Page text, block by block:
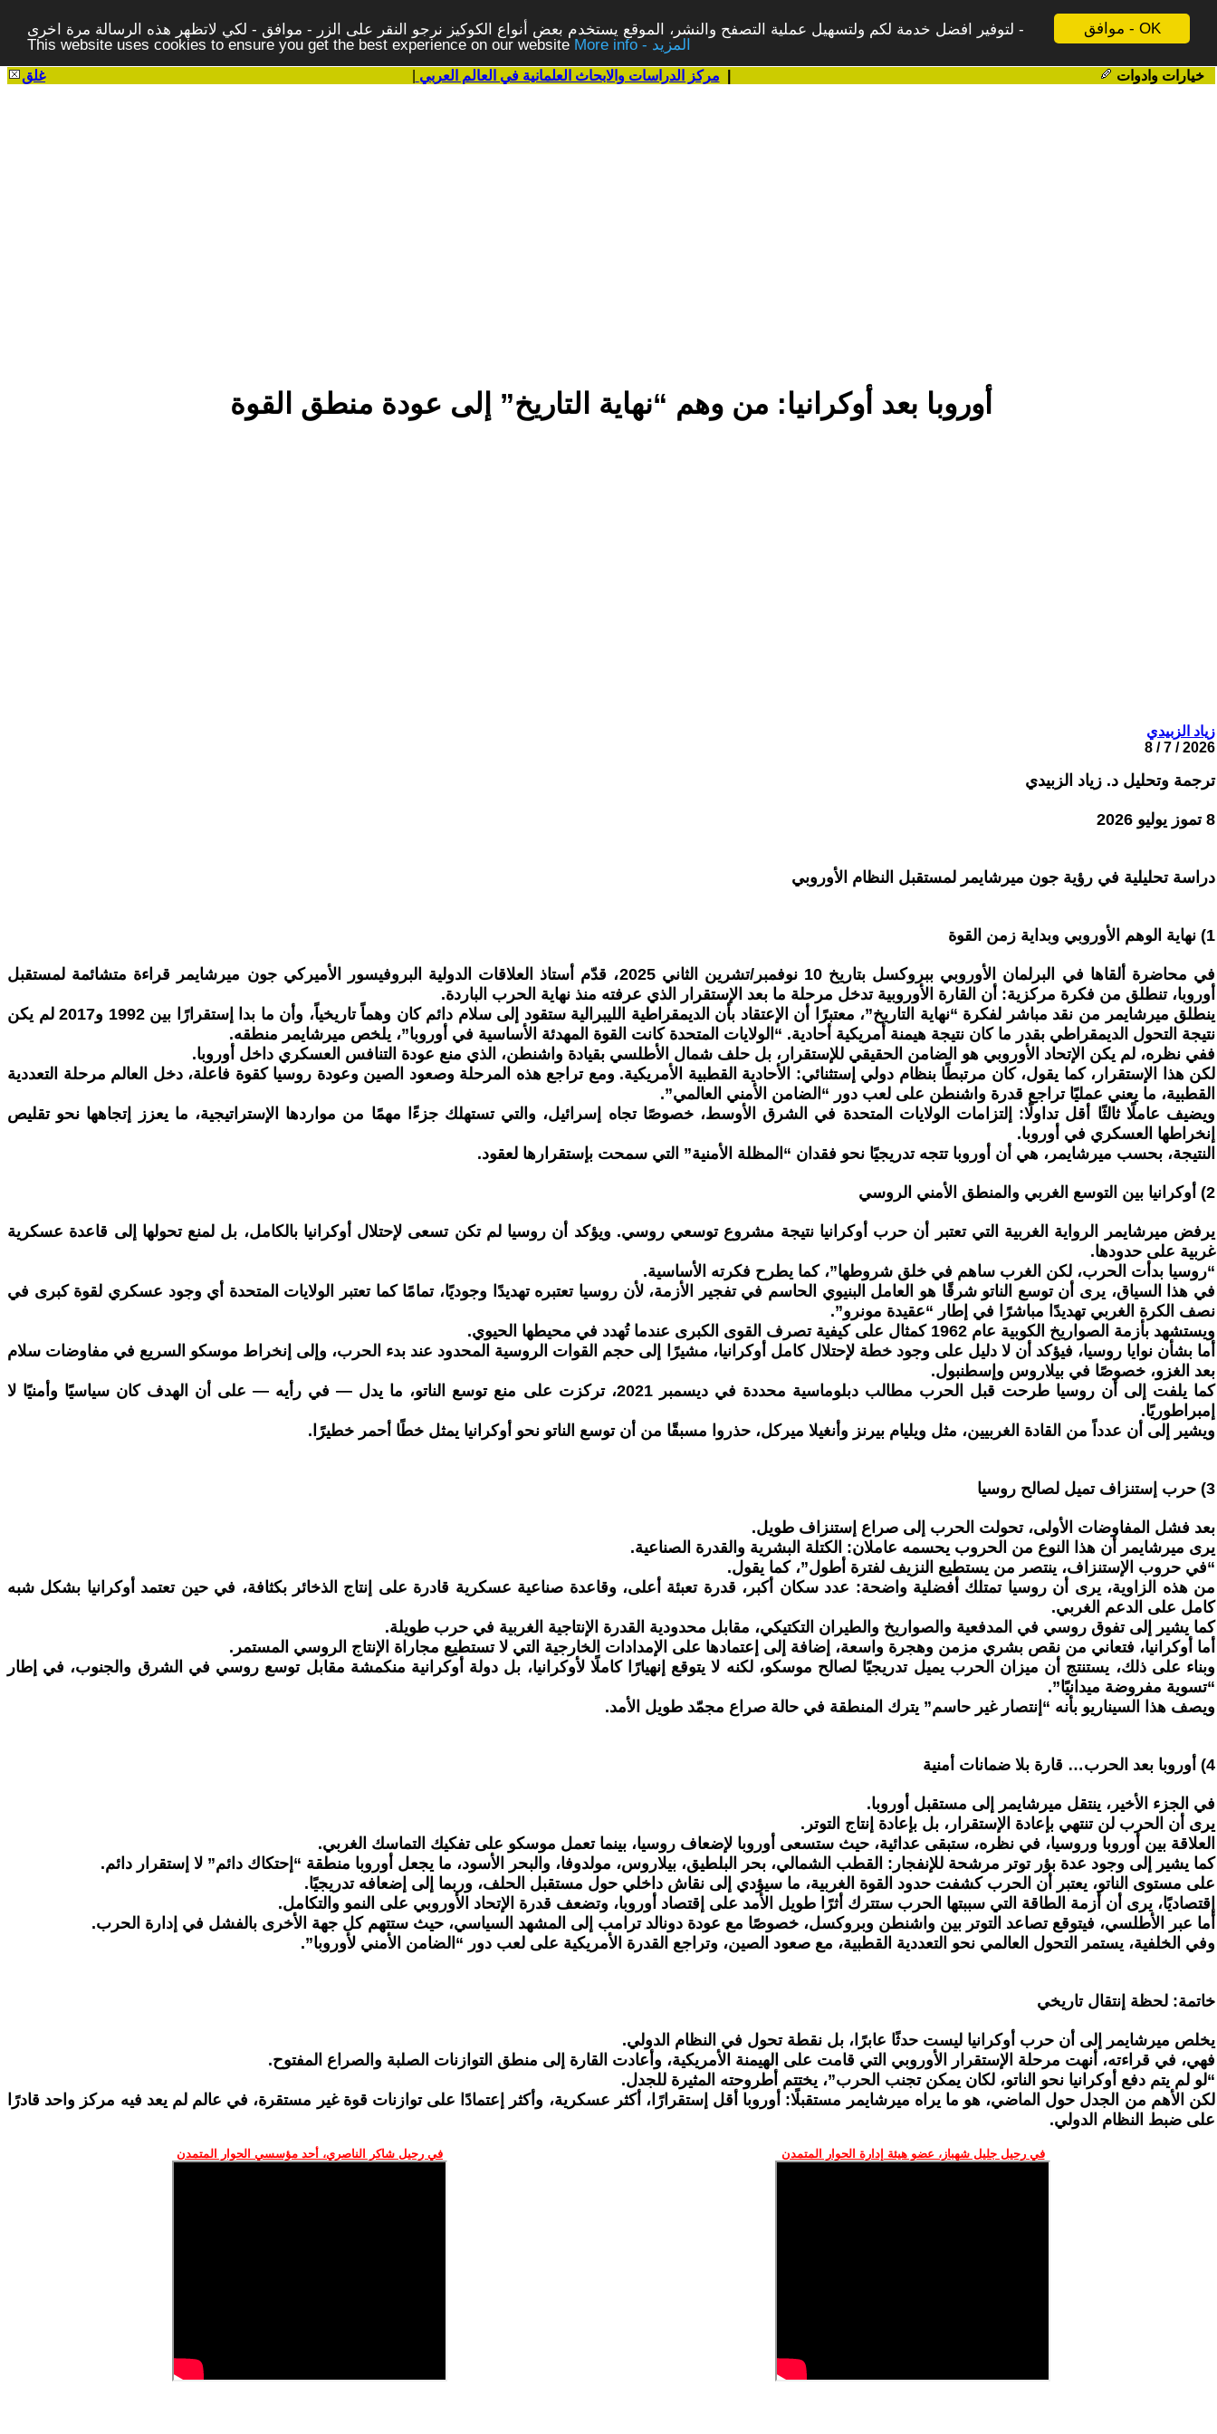
موافق - OK
لتوفير افضل خدمة لكم ولتسهيل عملية التصفح والنشر، الموقع يستخدم بعض أنواع الكوكيز نرجو النقر على الزر - موافق - لكي لاتظهر هذه الرسالة مرة اخرى -
This website uses cookies to ensure you get the best experience on our website
More info - المزيد
غلق مركز الدراسات والابحاث العلمانية في العالم العربي
أوروبا بعد أوكرانيا: من وهم “نهاية التاريخ” إلى عودة منطق القوة
زياد الزبيدي
2026 / 7 / 8
ترجمة وتحليل د. زياد الزبيدي
8 تموز يوليو 2026
دراسة تحليلية في رؤية جون ميرشايمر لمستقبل النظام الأوروبي
1) نهاية الوهم الأوروبي وبداية زمن القوة
في محاضرة ألقاها في البرلمان الأوروبي ببروكسل بتاريخ 10 نوفمبر/تشرين الثاني 2025، قدّم أستاذ العلاقات الدولية البروفيسور الأميركي جون ميرشايمر قراءة متشائمة لمستقبل
أوروبا، تنطلق من فكرة مركزية: أن القارة الأوروبية تدخل مرحلة ما بعد الإستقرار الذي عرفته منذ نهاية الحرب الباردة.
ينطلق ميرشايمر من نقد مباشر لفكرة “نهاية التاريخ”، معتبرًا أن الإعتقاد بأن الديمقراطية الليبرالية ستقود إلى سلام دائم كان وهماً تاريخياً، وأن ما بدا إستقرارًا بين 1992 و2017 لم يكن
نتيجة التحول الديمقراطي بقدر ما كان نتيجة هيمنة أمريكية أحادية. “الولايات المتحدة كانت القوة المهدئة الأساسية في أوروبا”، يلخص ميرشايمر منطقه.
ففي نظره، لم يكن الإتحاد الأوروبي هو الضامن الحقيقي للإستقرار، بل حلف شمال الأطلسي بقيادة واشنطن، الذي منع عودة التنافس العسكري داخل أوروبا.
لكن هذا الإستقرار، كما يقول، كان مرتبطًا بنظام دولي إستثنائي: الأحادية القطبية الأمريكية. ومع تراجع هذه المرحلة وصعود الصين وعودة روسيا كقوة فاعلة، دخل العالم مرحلة التعددية
القطبية، ما يعني عمليًا تراجع قدرة واشنطن على لعب دور “الضامن الأمني العالمي”.
ويضيف عاملًا ثالثًا أقل تداولًا: إلتزامات الولايات المتحدة في الشرق الأوسط، خصوصًا تجاه إسرائيل، والتي تستهلك جزءًا مهمًا من مواردها الإستراتيجية، ما يعزز إتجاهها نحو تقليص
إنخراطها العسكري في أوروبا.
النتيجة، بحسب ميرشايمر، هي أن أوروبا تتجه تدريجيًا نحو فقدان “المظلة الأمنية” التي سمحت بإستقرارها لعقود.
2) أوكرانيا بين التوسع الغربي والمنطق الأمني الروسي
يرفض ميرشايمر الرواية الغربية التي تعتبر أن حرب أوكرانيا نتيجة مشروع توسعي روسي. ويؤكد أن روسيا لم تكن تسعى لإحتلال أوكرانيا بالكامل، بل لمنع تحولها إلى قاعدة عسكرية
غربية على حدودها.
“روسيا بدأت الحرب، لكن الغرب ساهم في خلق شروطها”، كما يطرح فكرته الأساسية.
في هذا السياق، يرى أن توسع الناتو شرقًا هو العامل البنيوي الحاسم في تفجير الأزمة، لأن روسيا تعتبره تهديدًا وجوديًا، تمامًا كما تعتبر الولايات المتحدة أي وجود عسكري لقوة كبرى في
نصف الكرة الغربي تهديدًا مباشرًا في إطار “عقيدة مونرو”.
ويستشهد بأزمة الصواريخ الكوبية عام 1962 كمثال على كيفية تصرف القوى الكبرى عندما تُهدد في محيطها الحيوي.
أما بشأن نوايا روسيا، فيؤكد أن لا دليل على وجود خطة لإحتلال كامل أوكرانيا، مشيرًا إلى حجم القوات الروسية المحدود عند بدء الحرب، وإلى إنخراط موسكو السريع في مفاوضات سلام
بعد الغزو، خصوصًا في بيلاروس وإسطنبول.
كما يلفت إلى أن روسيا طرحت قبل الحرب مطالب دبلوماسية محددة في ديسمبر 2021، تركزت على منع توسع الناتو، ما يدل — في رأيه — على أن الهدف كان سياسيًا وأمنيًا لا
إمبراطوريًا.
ويشير إلى أن عدداً من القادة الغربيين، مثل ويليام بيرنز وأنغيلا ميركل، حذروا مسبقًا من أن توسع الناتو نحو أوكرانيا يمثل خطًا أحمر خطيرًا.
3) حرب إستنزاف تميل لصالح روسيا
بعد فشل المفاوضات الأولى، تحولت الحرب إلى صراع إستنزاف طويل.
يرى ميرشايمر أن هذا النوع من الحروب يحسمه عاملان: الكتلة البشرية والقدرة الصناعية.
“في حروب الإستنزاف، ينتصر من يستطيع النزيف لفترة أطول”، كما يقول.
من هذه الزاوية، يرى أن روسيا تمتلك أفضلية واضحة: عدد سكان أكبر، قدرة تعبئة أعلى، وقاعدة صناعية عسكرية قادرة على إنتاج الذخائر بكثافة، في حين تعتمد أوكرانيا بشكل شبه
كامل على الدعم الغربي.
كما يشير إلى تفوق روسي في المدفعية والصواريخ والطيران التكتيكي، مقابل محدودية القدرة الإنتاجية الغربية في حرب طويلة.
أما أوكرانيا، فتعاني من نقص بشري مزمن وهجرة واسعة، إضافة إلى إعتمادها على الإمدادات الخارجية التي لا تستطيع مجاراة الإنتاج الروسي المستمر.
وبناء على ذلك، يستنتج أن ميزان الحرب يميل تدريجيًا لصالح موسكو، لكنه لا يتوقع إنهيارًا كاملًا لأوكرانيا، بل دولة أوكرانية منكمشة مقابل توسع روسي في الشرق والجنوب، في إطار
“تسوية مفروضة ميدانيًا”.
ويصف هذا السيناريو بأنه “إنتصار غير حاسم” يترك المنطقة في حالة صراع مجمّد طويل الأمد.
4) أوروبا بعد الحرب… قارة بلا ضمانات أمنية
في الجزء الأخير، ينتقل ميرشايمر إلى مستقبل أوروبا.
يرى أن الحرب لن تنتهي بإعادة الإستقرار، بل بإعادة إنتاج التوتر.
العلاقة بين أوروبا وروسيا، في نظره، ستبقى عدائية، حيث ستسعى أوروبا لإضعاف روسيا، بينما تعمل موسكو على تفكيك التماسك الغربي.
كما يشير إلى وجود عدة بؤر توتر مرشحة للإنفجار: القطب الشمالي، بحر البلطيق، بيلاروس، مولدوفا، والبحر الأسود، ما يجعل أوروبا منطقة “إحتكاك دائم” لا إستقرار دائم.
على مستوى الناتو، يعتبر أن الحرب كشفت حدود القوة الغربية، ما سيؤدي إلى نقاش داخلي حول مستقبل الحلف، وربما إلى إضعافه تدريجيًا.
إقتصاديًا، يرى أن أزمة الطاقة التي سببتها الحرب ستترك أثرًا طويل الأمد على إقتصاد أوروبا، وتضعف قدرة الإتحاد الأوروبي على النمو والتكامل.
أما عبر الأطلسي، فيتوقع تصاعد التوتر بين واشنطن وبروكسل، خصوصًا مع عودة دونالد ترامب إلى المشهد السياسي، حيث ستتهم كل جهة الأخرى بالفشل في إدارة الحرب.
وفي الخلفية، يستمر التحول العالمي نحو التعددية القطبية، مع صعود الصين، وتراجع القدرة الأمريكية على لعب دور “الضامن الأمني لأوروبا”.
خاتمة: لحظة إنتقال تاريخي
يخلص ميرشايمر إلى أن حرب أوكرانيا ليست حدثًا عابرًا، بل نقطة تحول في النظام الدولي.
فهي، في قراءته، أنهت مرحلة الإستقرار الأوروبي التي قامت على الهيمنة الأمريكية، وأعادت القارة إلى منطق التوازنات الصلبة والصراع المفتوح.
“لو لم يتم دفع أوكرانيا نحو الناتو، لكان يمكن تجنب الحرب”، يختتم أطروحته المثيرة للجدل.
لكن الأهم من الجدل حول الماضي، هو ما يراه ميرشايمر مستقبلًا: أوروبا أقل إستقرارًا، أكثر عسكرية، وأكثر إعتمادًا على توازنات قوة غير مستقرة، في عالم لم يعد فيه مركز واحد قادرًا
على ضبط النظام الدولي.
في رحيل جليل شهباز، عضو هيئة إدارة الحوار المتمدن في رحيل شاكر الناصري، أحد مؤسسي الحوار المتمدن